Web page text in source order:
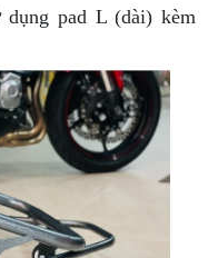
dụng pad L (dài) kèm